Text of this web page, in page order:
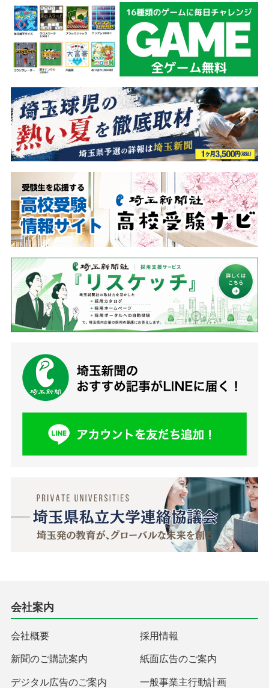
会社案内
会社概要 採用情報
新聞のご購読案内 紙面広告のご案内
デジタル広告のご案内 一般事業主行動計画